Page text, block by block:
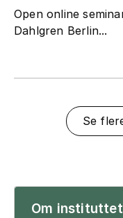
Open online
Dahlgren Berlin...
Se
Om instituttet